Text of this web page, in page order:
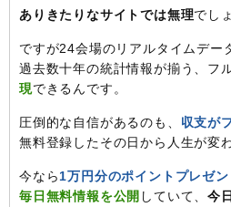
ありきたりなサイトでは無理でし
ですが24会場のリアルタイムデー
過去数十年の統計情報が揃う、フ
現できるんです。
圧倒的な自信があるのも、 収支が
無料登録したその日から人生が変
今なら1万円分のポイントプレゼン
毎日無料情報を公開 していて、今